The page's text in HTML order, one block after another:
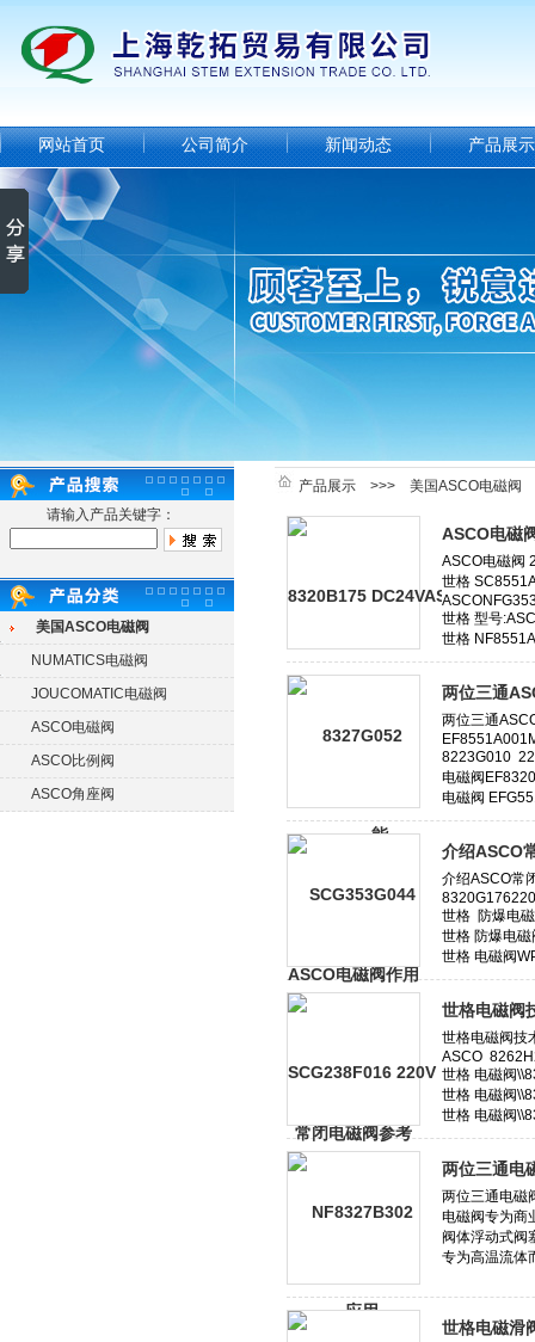
网站首页 公司简介 新闻动态 产品展示
请输入产品关键字：
美国ASCO电磁阀
NUMATICS电磁阀
JOUCOMATIC电磁阀
ASCO电磁阀
ASCO比例阀
ASCO角座阀
产品展示 >>> 美国ASCO电磁阀
ASCO电磁
两位三通
介绍ASCO
世格电磁阀
两位三通电
世格电磁滑